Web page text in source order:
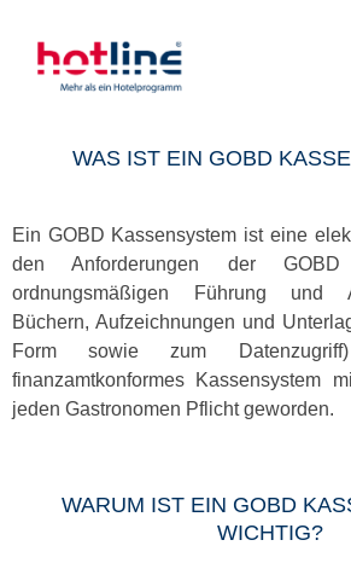
WAS IST EIN GOBD
Ein GOBD Kassensystem ist eine
den Anforderungen der
ordnungsmäßigen Führung und
Büchern, Aufzeichnungen und
Form sowie zum
finanzamtkonformes Kassensystem
jeden Gastronomen Pflicht geworden.
WARUM IST EIN GOBD
WICHTIG?